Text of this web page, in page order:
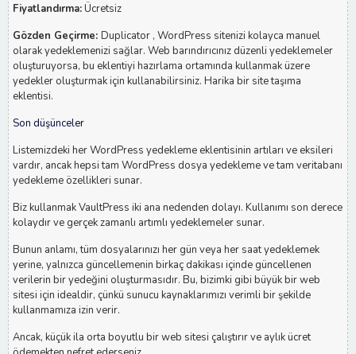
Fiyatlandırma:Ücretsiz
Gözden Geçirme: Duplicator , WordPress sitenizi kolayca manuel
olarak yedeklemenizi sağlar. Web barındırıcınız düzenli yedeklemeler
oluşturuyorsa, bu eklentiyi hazırlama ortamında kullanmak üzere
yedekler oluşturmak için kullanabilirsiniz. Harika bir site taşıma
eklentisi.
Son düşünceler
Listemizdeki her WordPress yedekleme eklentisinin artıları ve eksileri
vardır, ancak hepsi tam WordPress dosya yedekleme ve tam veritabanı
yedekleme özellikleri sunar.
Biz kullanmak VaultPress iki ana nedenden dolayı. Kullanımı son derece
kolaydır ve gerçek zamanlı artımlı yedeklemeler sunar.
Bunun anlamı, tüm dosyalarınızı her gün veya her saat yedeklemek
yerine, yalnızca güncellemenin birkaç dakikası içinde güncellenen
verilerin bir yedeğini oluşturmasıdır. Bu, bizimki gibi büyük bir web
sitesi için idealdir, çünkü sunucu kaynaklarımızı verimli bir şekilde
kullanmamıza izin verir.
Ancak, küçük ila orta boyutlu bir web sitesi çalıştırır ve aylık ücret